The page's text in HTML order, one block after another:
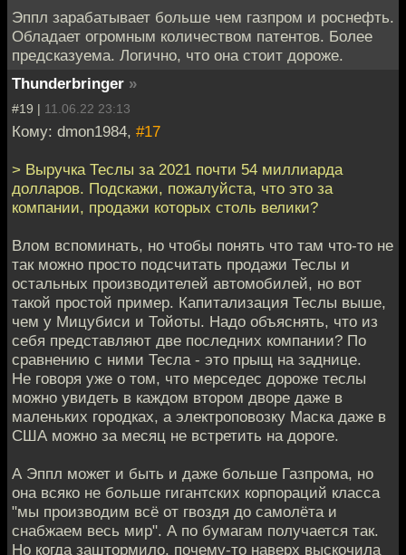
Эппл зарабатывает больше чем газпром и роснефть.
Обладает огромным количеством патентов. Более
предсказуема. Логично, что она стоит дороже.
Thunderbringer »
#19 | 11.06.22 23:13
Кому: dmon1984, #17
> Выручка Теслы за 2021 почти 54 миллиарда
долларов. Подскажи, пожалуйста, что это за
компании, продажи которых столь велики?
Влом вспоминать, но чтобы понять что там что-то не
так можно просто подсчитать продажи Теслы и
остальных производителей автомобилей, но вот
такой простой пример. Капитализация Теслы выше,
чем у Мицубиси и Тойоты. Надо объяснять, что из
себя представляют две последних компании? По
сравнению с ними Тесла - это прыщ на заднице.
Не говоря уже о том, что мерседес дороже теслы
можно увидеть в каждом втором дворе даже в
маленьких городках, а электроповозку Маска даже в
США можно за месяц не встретить на дороге.
А Эппл может и быть и даже больше Газпрома, но
она всяко не больше гигантских корпораций класса
"мы производим всё от гвоздя до самолёта и
снабжаем весь мир". А по бумагам получается так.
Но когда заштормило, почему-то наверх выскочила